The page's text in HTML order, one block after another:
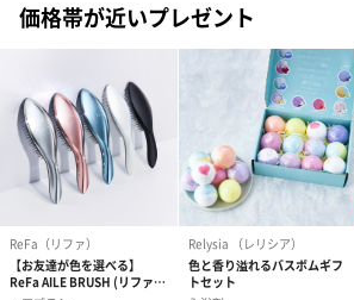
ドライフラワー・プリザーブドフラワ
自然のお花で作ったドライフラワー・プリ
梱します。
一部花材が写真と異なる場合がございます
い。パッケージに入れてお届けします。
価格帯が近いプレゼント